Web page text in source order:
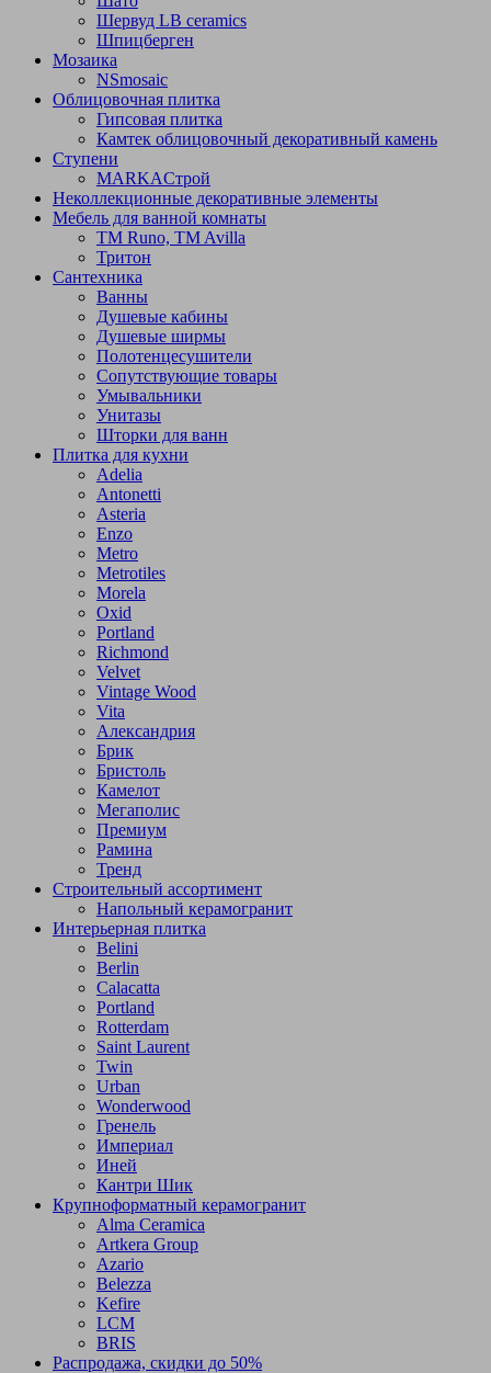
Шервуд LB ceramics
Шпицберген
Мозаика
NSmosaic
Облицовочная плитка
Гипсовая плитка
Камтек облицовочный декоративный камень
Ступени
МARKAСтрой
Неколлекционные декоративные элементы
Мебель для ванной комнаты
TM Runo, TM Avilla
Тритон
Сантехника
Ванны
Душевые кабины
Душевые ширмы
Полотенцесушители
Сопутствующие товары
Умывальники
Унитазы
Шторки для ванн
Плитка для кухни
Adelia
Antonetti
Asteria
Enzo
Metro
Metrotiles
Morela
Oxid
Portland
Richmond
Velvet
Vintage Wood
Vita
Александрия
Брик
Бристоль
Камелот
Мегаполис
Премиум
Рамина
Тренд
Строительный ассортимент
Напольный керамогранит
Интерьерная плитка
Belini
Berlin
Calacatta
Portland
Rotterdam
Saint Laurent
Twin
Urban
Wonderwood
Гренель
Империал
Иней
Кантри Шик
Крупноформатный керамогранит
Alma Ceramica
Artkera Group
Azario
Belezza
Kefire
LCM
BRIS
Распродажа, скидки до 50%